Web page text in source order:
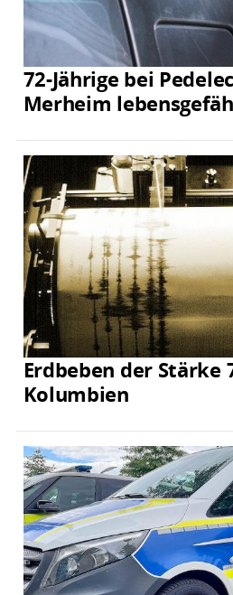
72-Jährige bei
Merheim
Erdbeben der
Kolumbien